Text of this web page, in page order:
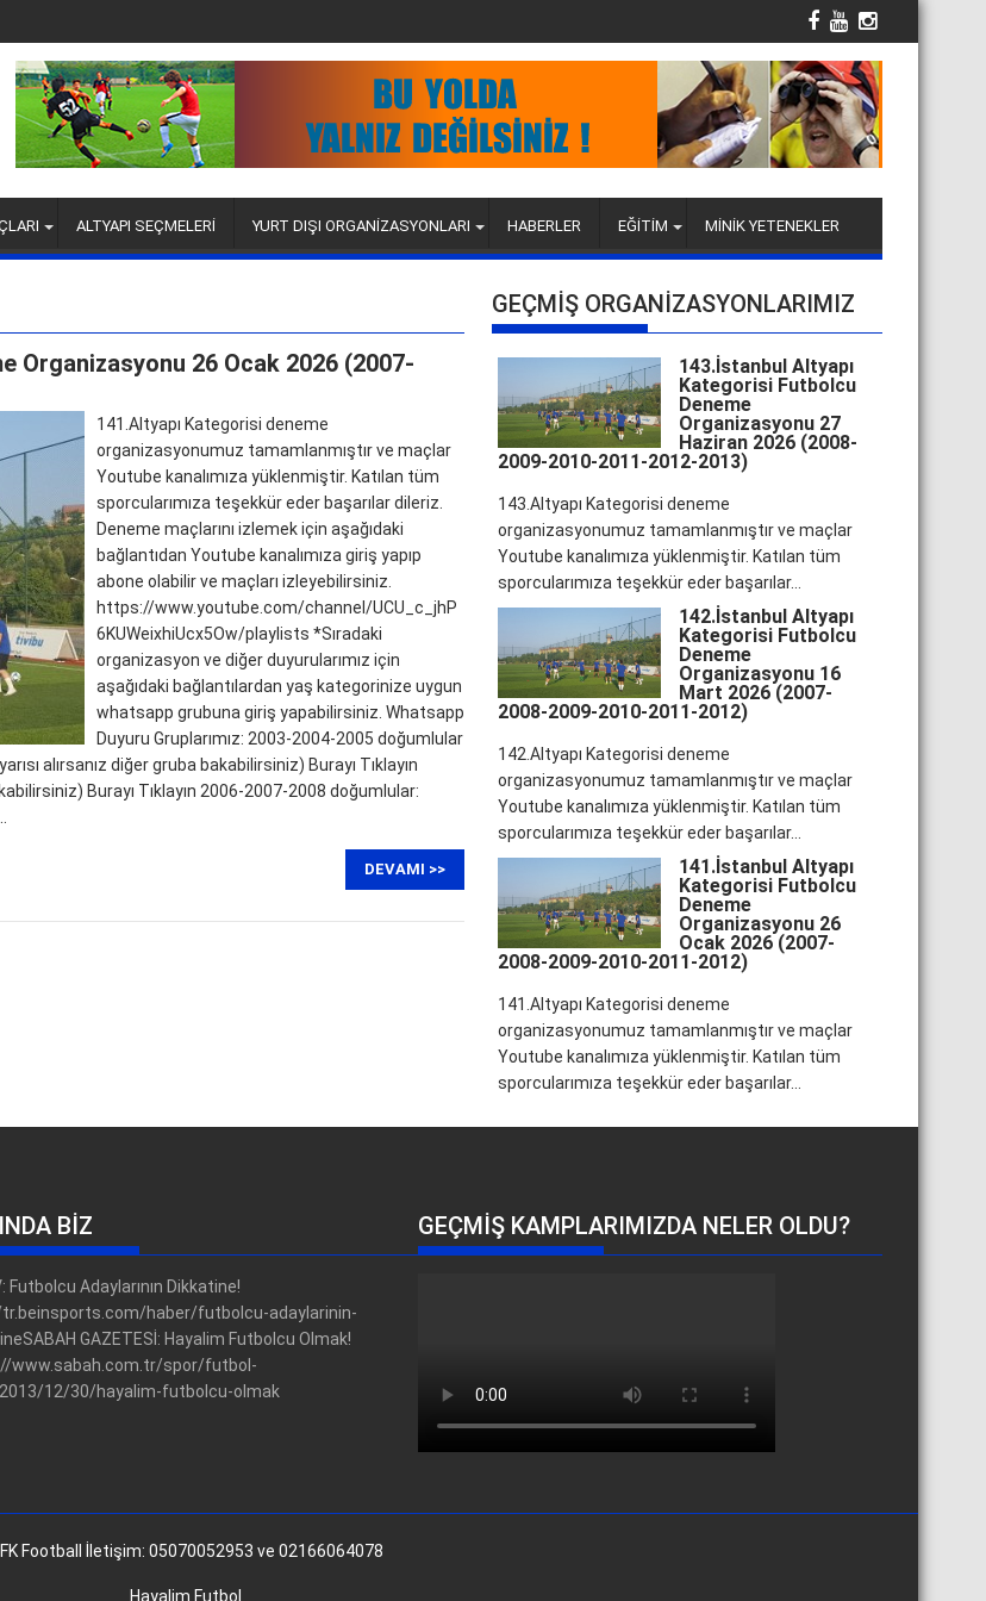
ALTYAPI SEÇMELERİ YURT DIŞI ORGANİZASYONLARI HABERLER EĞİTİM MİNİK YETENEKLER
Organizasyonu 26 Ocak 2026 (2007-
141.Altyapı Kategorisi deneme
organizasyonumuz tamamlanmıştır ve maçlar
Youtube kanalımıza yüklenmiştir. Katılan tüm
sporcularımıza teşekkür eder başarılar dileriz.
Deneme maçlarını izlemek için aşağıdaki
bağlantıdan Youtube kanalımıza giriş yapıp
abone olabilir ve maçları izleyebilirsiniz.
https://www.youtube.com/channel/UCU_c_jhP
6KUWeixhiUcx5Ow/playlists *Sıradaki
organizasyon ve diğer duyurularımız için
aşağıdaki bağlantılardan yaş kategorinize uygun
whatsapp grubuna giriş yapabilirsiniz. Whatsapp
Duyuru Gruplarımız: 2003-2004-2005 doğumlular
alırsanız diğer gruba bakabilirsiniz) Burayı Tıklayın
Burayı Tıklayın 2006-2007-2008 doğumlular:
DEVAMI >>
GEÇMİŞ ORGANİZASYONLARIMIZ
143.İstanbul Altyapı
Kategorisi Futbolcu
Deneme
Organizasyonu 27
Haziran 2026 (2008-
2009-2010-2011-2012-2013)
143.Altyapı Kategorisi deneme
organizasyonumuz tamamlanmıştır ve maçlar
Youtube kanalımıza yüklenmiştir. Katılan tüm
sporcularımıza teşekkür eder başarılar...
142.İstanbul Altyapı
Kategorisi Futbolcu
Deneme
Organizasyonu 16
Mart 2026 (2007-
2008-2009-2010-2011-2012)
142.Altyapı Kategorisi deneme
organizasyonumuz tamamlanmıştır ve maçlar
Youtube kanalımıza yüklenmiştir. Katılan tüm
sporcularımıza teşekkür eder başarılar...
141.İstanbul Altyapı
Kategorisi Futbolcu
Deneme
Organizasyonu 26
Ocak 2026 (2007-
2008-2009-2010-2011-2012)
141.Altyapı Kategorisi deneme
organizasyonumuz tamamlanmıştır ve maçlar
Youtube kanalımıza yüklenmiştir. Katılan tüm
sporcularımıza teşekkür eder başarılar...
BİZ
Futbolcu Adaylarının Dikkatine!
haber/futbolcu-adaylarinin-
GAZETESİ: Hayalim Futbolcu Olmak!
www.sabah.com.tr/spor/futbol-
12/30/hayalim-futbolcu-olmak
GEÇMIŞ KAMPLARIMIZDA NELER OLDU?
Football İletişim: 05070052953 ve 02166064078
Hayalim Futbol